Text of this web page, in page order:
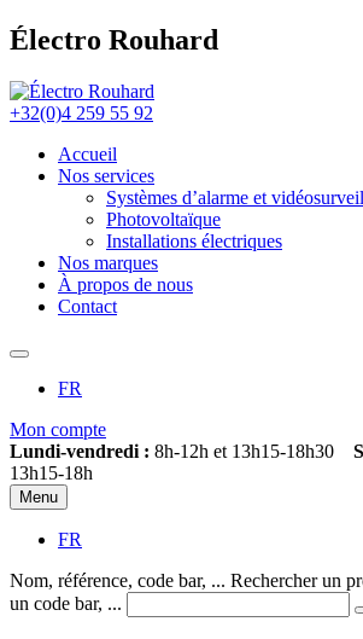
Électro Rouhard
+32(0)4 259 55 92
Accueil
Nos services
Systèmes d’alarme et
Photovoltaïque
Installations électriques
Nos marques
À propos de nous
Contact
FR
Mon compte
Lundi-vendredi : 8h-12h et 13h15-18h30
13h15-18h
Menu
FR
Nom, référence, code bar, ... Rechercher un
un code bar, ...